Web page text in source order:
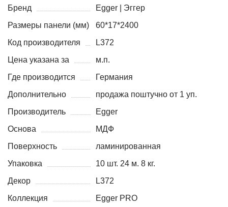
Бренд
Egger | Эггер
Размеры панели (мм)
60*17*2400
Код производителя
L372
Цена указана за
м.п.
Где производится
Германия
Дополнительно
продажа поштучно от 1 уп.
Производитель
Egger
Основа
МДФ
Поверхность
ламинированная
Упаковка
10 шт. 24 м. 8 кг.
Декор
L372
Коллекция
Egger PRO